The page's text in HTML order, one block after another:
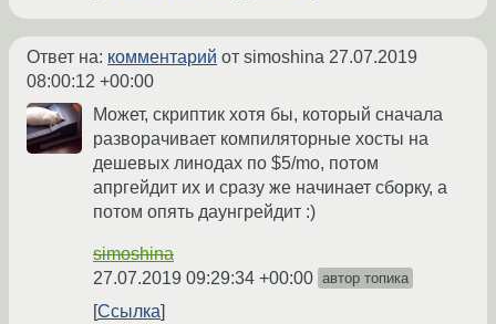
Ответ на: комментарий от simoshina 27.07.2019
08:00:12 +00:00
Может, скриптик хотя бы, который сначала
разворачивает компиляторные хосты на
дешевых линодах по $5/mo, потом
апргейдит их и сразу же начинает сборку, а
потом опять даунгрейдит :)
simoshina
27.07.2019 09:29:34 +00:00 автор топика
Ссылка